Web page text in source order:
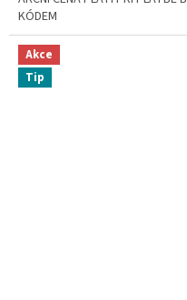
KÓDEM
Akce
Tip